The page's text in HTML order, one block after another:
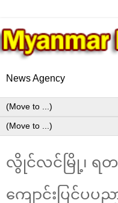
News Agency
လွိုင်လင်မြို့၊ ရတ
ကျောင်းပြင်ပပ